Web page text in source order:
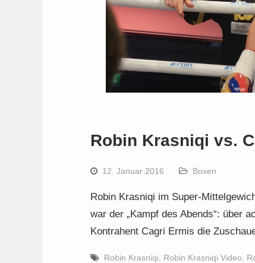
Robin Krasniqi vs.
12. Januar 2016 Boxen
Robin Krasniqi im Super-
war der „Kampf des Abends“: über
Kontrahent Cagri Ermis die
Robin Krasniqi Robin Krasniqi Video